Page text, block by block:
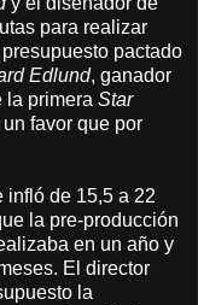
para realizar
pactado
Edlund, ganador
la primera Star
favor que por
infló de 15,5 a 22
la pre-producción
en un año y
El director
la